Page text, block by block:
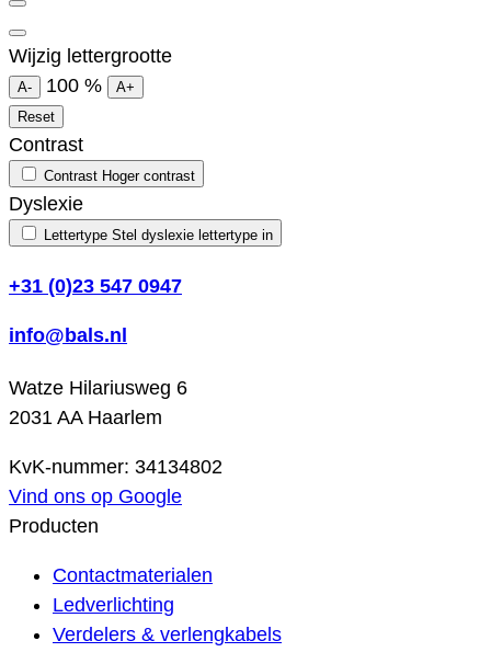
Wijzig lettergrootte
A- 100 %
A+
Reset
Contrast
Contrast Hoger contrast
Dyslexie
Lettertype Stel dyslexie lettertype in
+31 (0)23 547 0947
info@bals.nl
Watze Hilariusweg 6
2031 AA Haarlem
KvK-nummer: 34134802
Vind ons op Google
Producten
Contactmaterialen
Ledverlichting
Verdelers & verlengkabels